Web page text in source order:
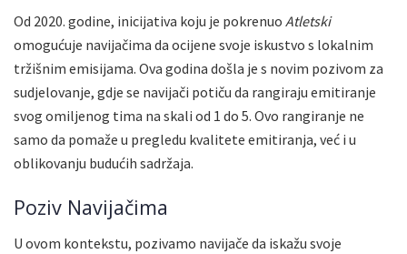
Od 2020. godine, inicijativa koju je pokrenuo Atletski
omogućuje navijačima da ocijene svoje iskustvo s lokalnim
tržišnim emisijama. Ova godina došla je s novim pozivom za
sudjelovanje, gdje se navijači potiču da rangiraju emitiranje
svog omiljenog tima na skali od 1 do 5. Ovo rangiranje ne
samo da pomaže u pregledu kvalitete emitiranja, već i u
oblikovanju budućih sadržaja.
Poziv Navijačima
U ovom kontekstu, pozivamo navijače da iskažu svoje